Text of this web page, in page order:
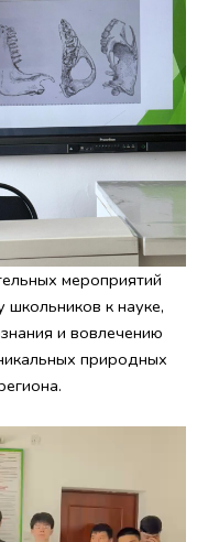
мероприятий
школьников к науке,
и вовлечению
природных